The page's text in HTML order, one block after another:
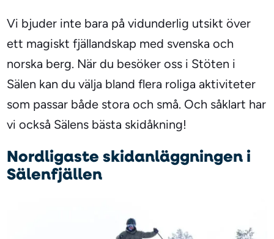
Vi bjuder inte bara på vidunderlig utsikt över
ett magiskt fjällandskap med svenska och
norska berg. När du besöker oss i Stöten i
Sälen kan du välja bland flera roliga aktiviteter
som passar både stora och små. Och såklart har
vi också Sälens bästa skidåkning!
Nordligaste skidanläggningen i
Sälenfjällen